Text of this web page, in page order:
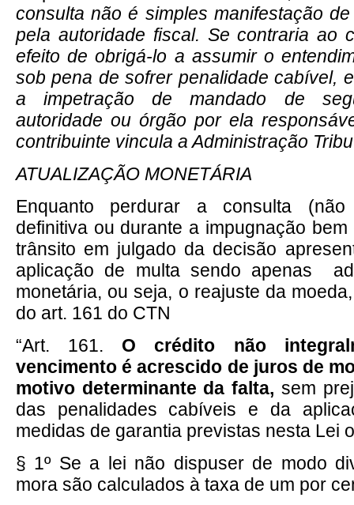
consulta não é simples manifestação
pela autoridade fiscal. Se contraria ao
efeito de obrigá-lo a assumir o
sob pena de sofrer penalidade cabível,
a impetração de mandado de
autoridade ou órgão por ela
contribuinte vincula a Administração
ATUALIZAÇÃO MONETÁRIA
Enquanto perdurar a consulta (não
definitiva ou durante a impugnação
trânsito em julgado da decisão
aplicação de multa sendo apenas
monetária, ou seja, o reajuste da
do art. 161 do CTN
“Art. 161. O crédito não
vencimento é acrescido de juros de
motivo determinante da falta, sem
das penalidades cabíveis e da
medidas de garantia previstas nesta Lei
§ 1º Se a lei não dispuser de modo
mora são calculados à taxa de um por